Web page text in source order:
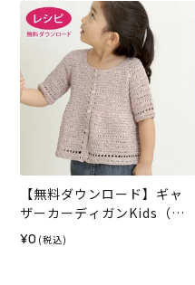
【無料ダウンロード】ギャ
ザーカーディガンKids（レ
シピ）
¥0 (税込)